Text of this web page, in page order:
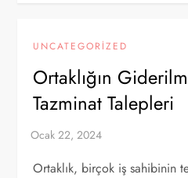
UNCATEGORIZED
Ortaklığın
Tazminat Talepleri
Ortaklık, birçok iş sahibinin